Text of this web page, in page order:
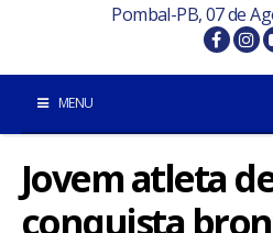
Pombal-PB, 07 de
MENU
POMBAL E REGIÃO
Jovem atleta
conquista